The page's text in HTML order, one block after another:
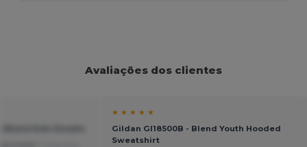
Avaliações dos clientes
★ ★ ★ ★ ★
Gildan GI18500B - Blend Youth Hooded
Sweatshirt